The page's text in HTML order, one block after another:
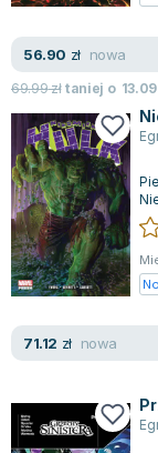
56.90 zł nowa
69.99złtaniej o 13.09
71.12 zł nowa